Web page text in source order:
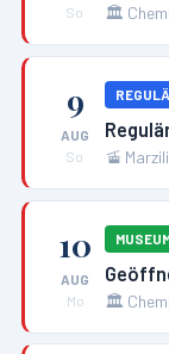
So
🏛️
9
AUG
So
🚡
10
AUG
Mo
🏛️